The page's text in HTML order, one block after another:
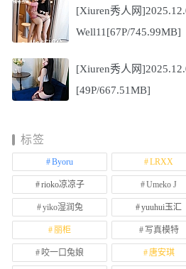
[Xiuren秀人网
Well11[67P/745.99MB]
[Xiuren秀人网
[49P/667.51MB]
标签
Byoru LRXX
rioko凉凉子 Umeko J
yiko湿润兔 yuuhui玉汇
丽柜 写真模特
咬一口兔娘 唐安琪